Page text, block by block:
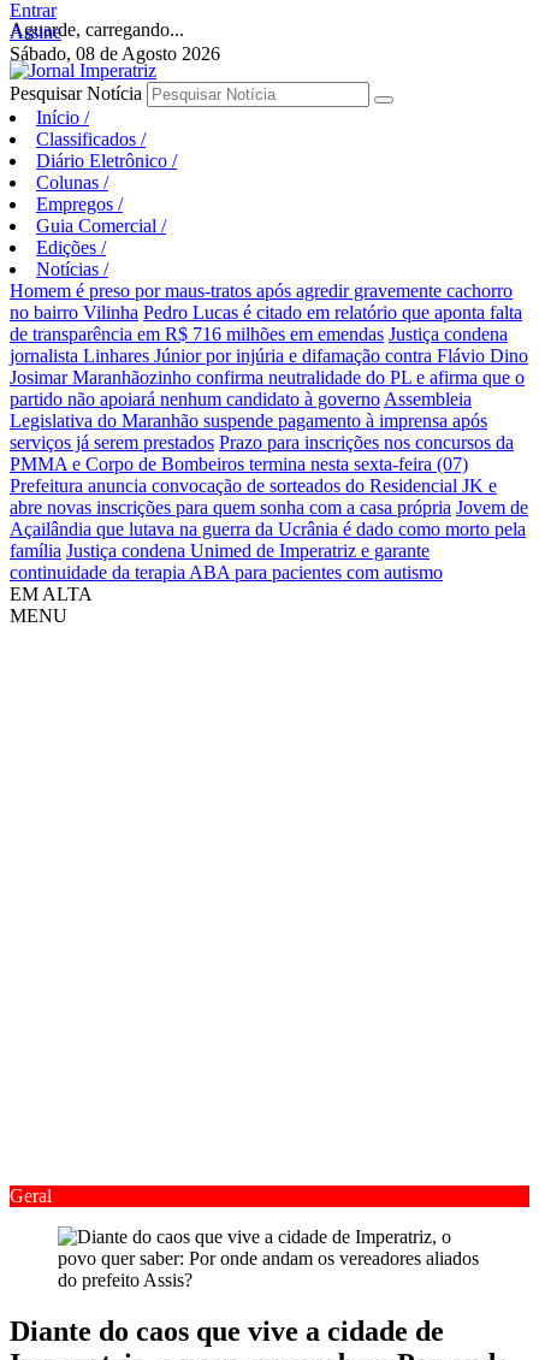
Aguarde, carregando...
Entrar
Assine
Sábado, 08 de Agosto 2026
Pesquisar Notícia
Início /
Classificados /
Diário Eletrônico /
Colunas /
Empregos /
Guia Comercial /
Edições /
Notícias /
Homem é preso por maus-tratos após agredir gravemente cachorro
no bairro Vilinha Pedro Lucas é citado em relatório que aponta falta
de transparência em R$ 716 milhões em emendas Justiça condena
jornalista Linhares Júnior por injúria e difamação contra Flávio Dino
Josimar Maranhãozinho confirma neutralidade do PL e afirma que o
partido não apoiará nenhum candidato à governo Assembleia
Legislativa do Maranhão suspende pagamento à imprensa após
serviços já serem prestados Prazo para inscrições nos concursos da
PMMA e Corpo de Bombeiros termina nesta sexta-feira (07)
Prefeitura anuncia convocação de sorteados do Residencial JK e
abre novas inscrições para quem sonha com a casa própria Jovem de
Açailândia que lutava na guerra da Ucrânia é dado como morto pela
família Justiça condena Unimed de Imperatriz e garante
continuidade da terapia ABA para pacientes com autismo
EM ALTA
MENU
Geral
Diante do caos que vive a cidade de